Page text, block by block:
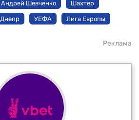
Андрей Шевченко Шахтер
Днепр УЕФА Лига Европы
Реклама